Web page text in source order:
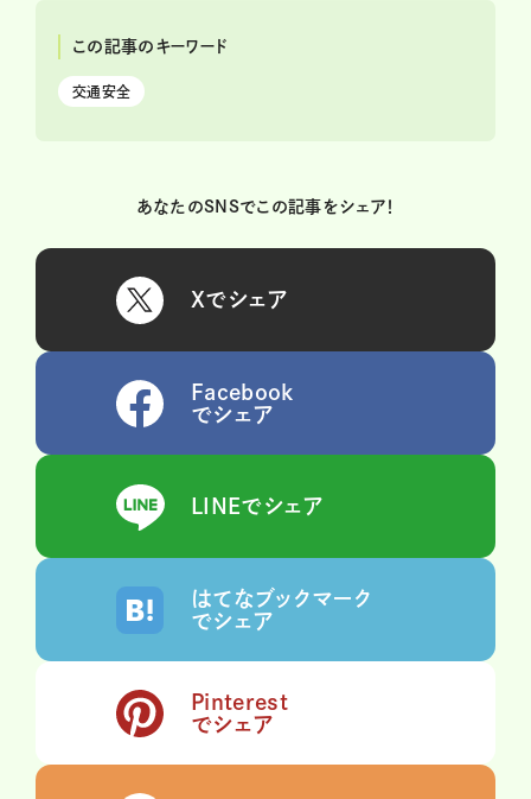
この記事のキーワード
交通安全
あなたのSNSでこの記事をシェア！
Xでシェア
Facebook
でシェア
LINEでシェア
はてなブックマーク
でシェア
Pinterest
でシェア